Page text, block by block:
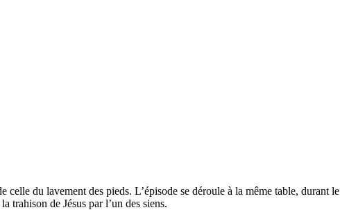
celle du lavement des pieds. L’épisode se déroule à la même table, durant le
trahison de Jésus par l’un des siens.